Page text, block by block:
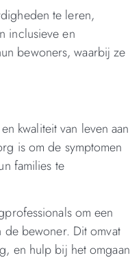
te leren,
inclusieve en
bewoners, waarbij ze
kwaliteit van leven aan
is om de symptomen
families te
om een
bewoner. Dit omvat
en hulp bij het omgaan